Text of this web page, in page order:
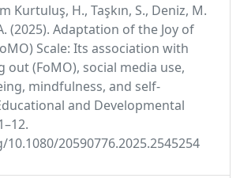
Kurtuluş, H., Taşkın, S., Deniz, M.
A. (2025). Adaptation of the Joy of
Scale: Its association with
out (FoMO), social media use,
mindfulness, and self-
and Developmental
20590776.2025.2545254